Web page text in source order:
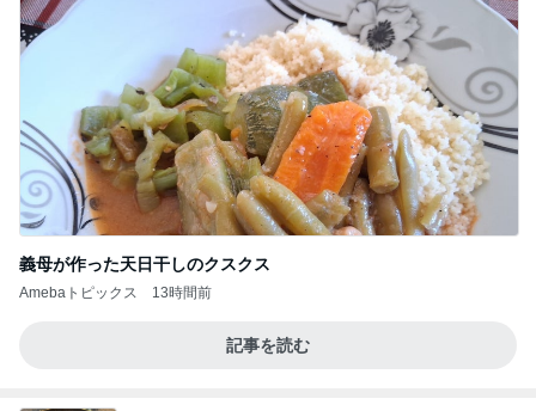
義母が作った天日干しのクスクス
Amebaトピックス 13時間前
記事を読む